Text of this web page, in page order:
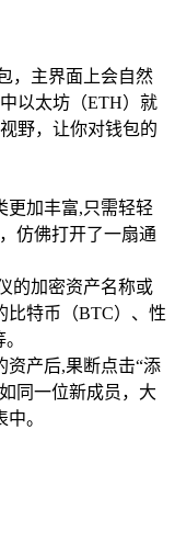
，主界面上会自然
以太坊（ETH）就
野，让你对钱包的
更加丰富,只需轻轻
仿佛打开了一扇通
的加密资产名称或
比特币（BTC）、性
资产后,果断点击“添
同一位新成员，大
。